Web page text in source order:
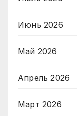
Июнь 2026
Май 2026
Апрель 2026
Март 2026